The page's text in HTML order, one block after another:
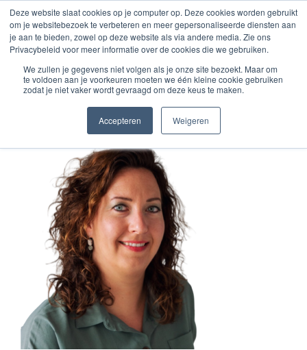
Deze website slaat cookies op je computer op. Deze cookies worden gebruikt
om je websitebezoek te verbeteren en meer gepersonaliseerde diensten aan
je aan te bieden, zowel op deze website als via andere media. Zie ons
Privacybeleid voor meer informatie over de cookies die we gebruiken.
We zullen je gegevens niet volgen als je onze site bezoekt. Maar om
te voldoen aan je voorkeuren moeten we één kleine cookie gebruiken
zodat je niet vaker wordt gevraagd om deze keus te maken.
Accepteren Weigeren
Zum
Inhalt
springen
Petra